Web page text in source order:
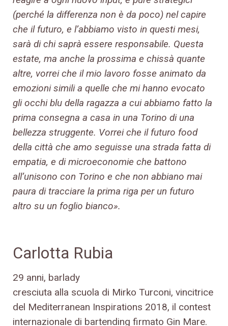
(perché la differenza non è da poco) nel capire
che il futuro, e l’abbiamo visto in questi mesi,
sarà di chi saprà essere responsabile. Questa
estate, ma anche la prossima e chissà quante
altre, vorrei che il mio lavoro fosse animato da
emozioni simili a quelle che mi hanno evocato
gli occhi blu della ragazza a cui abbiamo fatto la
prima consegna a casa in una Torino di una
bellezza struggente. Vorrei che il futuro food
della città che amo seguisse una strada fatta di
empatia, e di microeconomie che battono
all’unisono con Torino e che non abbiano mai
paura di tracciare la prima riga per un futuro
altro su un foglio bianco».
Carlotta Rubia
29 anni, barlady
cresciuta alla scuola di Mirko Turconi, vincitrice
del Mediterranean Inspirations 2018, il contest
internazionale di bartending firmato Gin Mare.